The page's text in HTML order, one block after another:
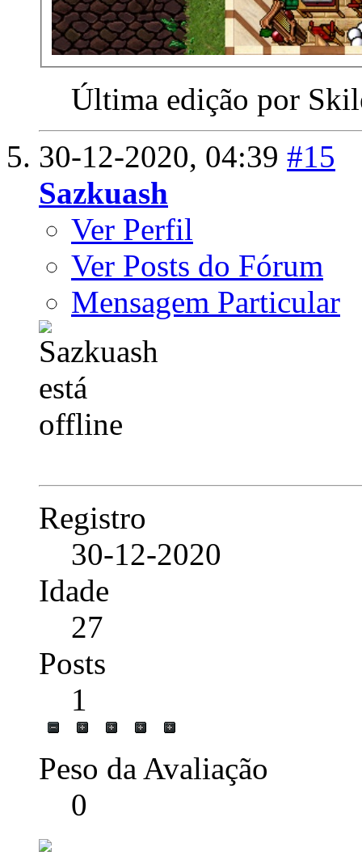
Última edição por
30-12-2020, 04:39 #15
Sazkuash
Ver Perfil
Ver Posts do Fórum
Mensagem Particular
Registro
30-12-2020
Idade
27
Posts
1
Peso da Avaliação
0